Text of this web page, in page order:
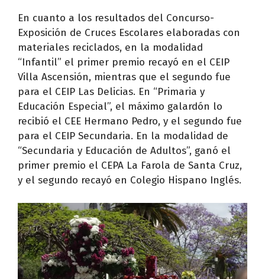
En cuanto a los resultados del Concurso-
Exposición de Cruces Escolares elaboradas con
materiales reciclados, en la modalidad
“Infantil” el primer premio recayó en el CEIP
Villa Ascensión, mientras que el segundo fue
para el CEIP Las Delicias. En “Primaria y
Educación Especial”, el máximo galardón lo
recibió el CEE Hermano Pedro, y el segundo fue
para el CEIP Secundaria. En la modalidad de
“Secundaria y Educación de Adultos”, ganó el
primer premio el CEPA La Farola de Santa Cruz,
y el segundo recayó en Colegio Hispano Inglés.